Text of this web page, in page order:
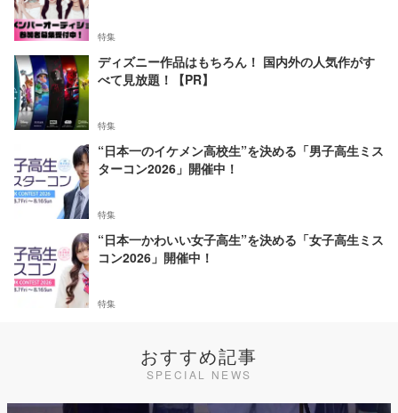
特集
ディズニー作品はもちろん！ 国内外の人気作がす
べて見放題！【PR】
特集
“日本一のイケメン高校生”を決める「男子高生ミス
ターコン2026」開催中！
特集
“日本一かわいい女子高生”を決める「女子高生ミス
コン2026」開催中！
特集
おすすめ記事
SPECIAL NEWS